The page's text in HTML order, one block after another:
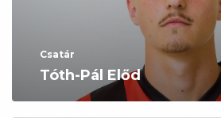
Csatár
Tóth-Pál Előd